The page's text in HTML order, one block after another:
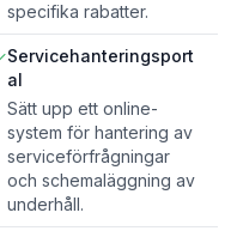
specifika rabatter.
Servicehanteringsport
al
Sätt upp ett online-
system för hantering av
serviceförfrågningar
och schemaläggning av
underhåll.